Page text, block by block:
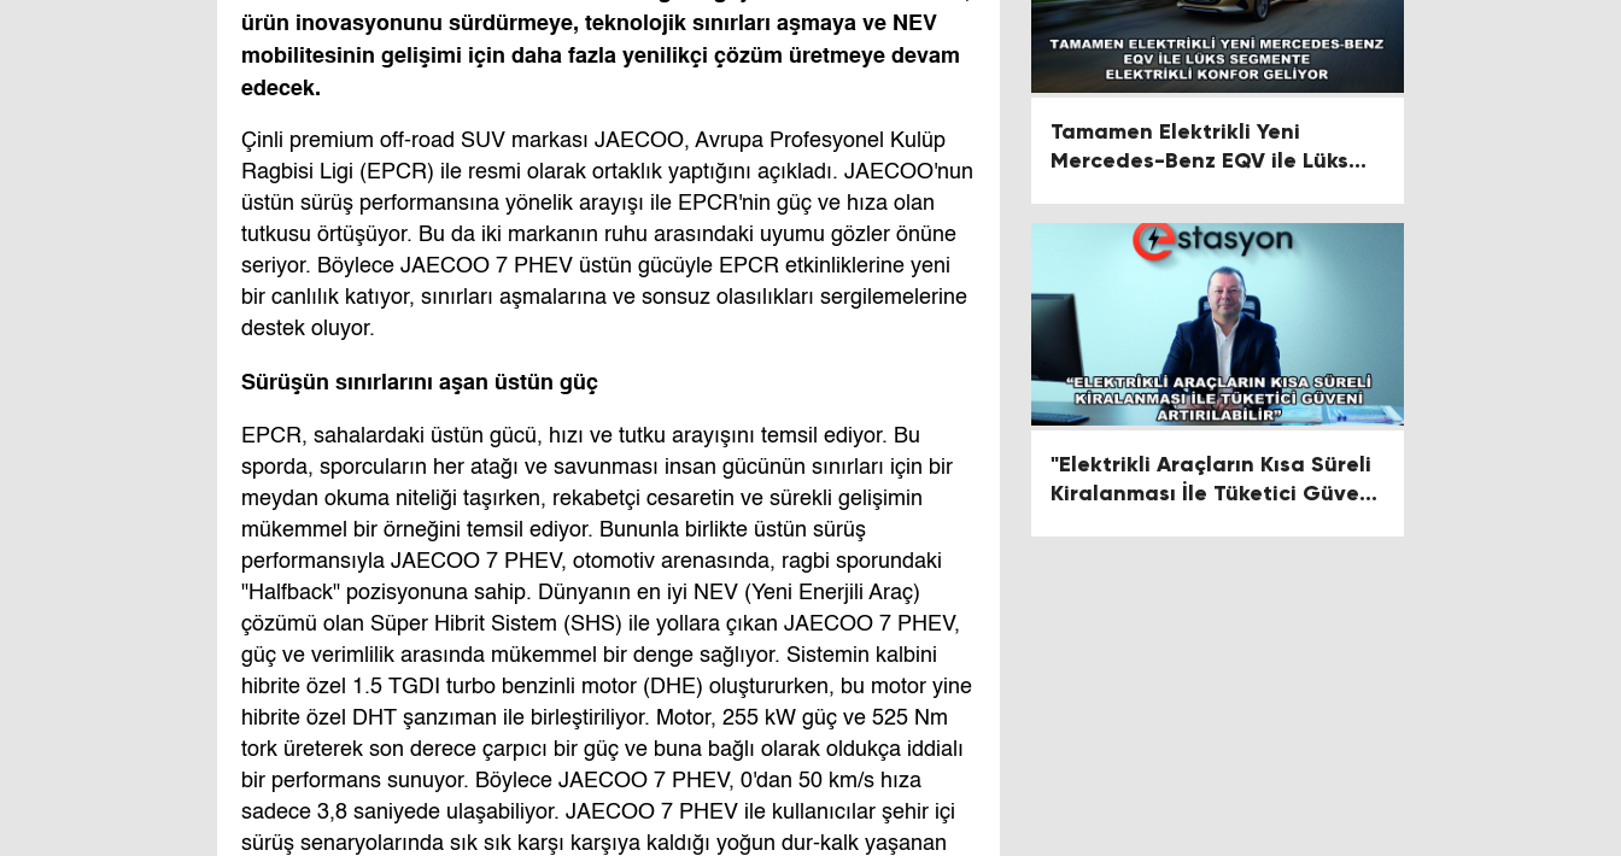
ürün inovasyonunu sürdürmeye, teknolojik sınırları aşmaya ve NEV
mobilitesinin gelişimi için daha fazla yenilikçi çözüm üretmeye devam
edecek.
Çinli premium off-road SUV markası JAECOO, Avrupa Profesyonel Kulüp
Ragbisi Ligi (EPCR) ile resmi olarak ortaklık yaptığını açıkladı. JAECOO'nun
üstün sürüş performansına yönelik arayışı ile EPCR'nin güç ve hıza olan
tutkusu örtüşüyor. Bu da iki markanın ruhu arasındaki uyumu gözler önüne
seriyor. Böylece JAECOO 7 PHEV üstün gücüyle EPCR etkinliklerine yeni
bir canlılık katıyor, sınırları aşmalarına ve sonsuz olasılıkları sergilemelerine
destek oluyor.
Sürüşün sınırlarını aşan üstün güç
EPCR, sahalardaki üstün gücü, hızı ve tutku arayışını temsil ediyor. Bu
sporda, sporcuların her atağı ve savunması insan gücünün sınırları için bir
meydan okuma niteliği taşırken, rekabetçi cesaretin ve sürekli gelişimin
mükemmel bir örneğini temsil ediyor. Bununla birlikte üstün sürüş
performansıyla JAECOO 7 PHEV, otomotiv arenasında, ragbi sporundaki
"Halfback" pozisyonuna sahip. Dünyanın en iyi NEV (Yeni Enerjili Araç)
çözümü olan Süper Hibrit Sistem (SHS) ile yollara çıkan JAECOO 7 PHEV,
güç ve verimlilik arasında mükemmel bir denge sağlıyor. Sistemin kalbini
hibrite özel 1.5 TGDI turbo benzinli motor (DHE) oluştururken, bu motor yine
hibrite özel DHT şanzıman ile birleştiriliyor. Motor, 255 kW güç ve 525 Nm
tork üreterek son derece çarpıcı bir güç ve buna bağlı olarak oldukça iddialı
bir performans sunuyor. Böylece JAECOO 7 PHEV, 0'dan 50 km/s hıza
sadece 3,8 saniyede ulaşabiliyor. JAECOO 7 PHEV ile kullanıcılar şehir içi
sürüş senaryolarında sık sık karşı karşıya kaldığı yoğun dur-kalk yaşanan
Tamamen Elektrikli Yeni
Mercedes-Benz EQV ile Lüks
Geliyor
"Elektrikli Araçların Kısa Süreli
Kiralanması İle Tüketici Güveni